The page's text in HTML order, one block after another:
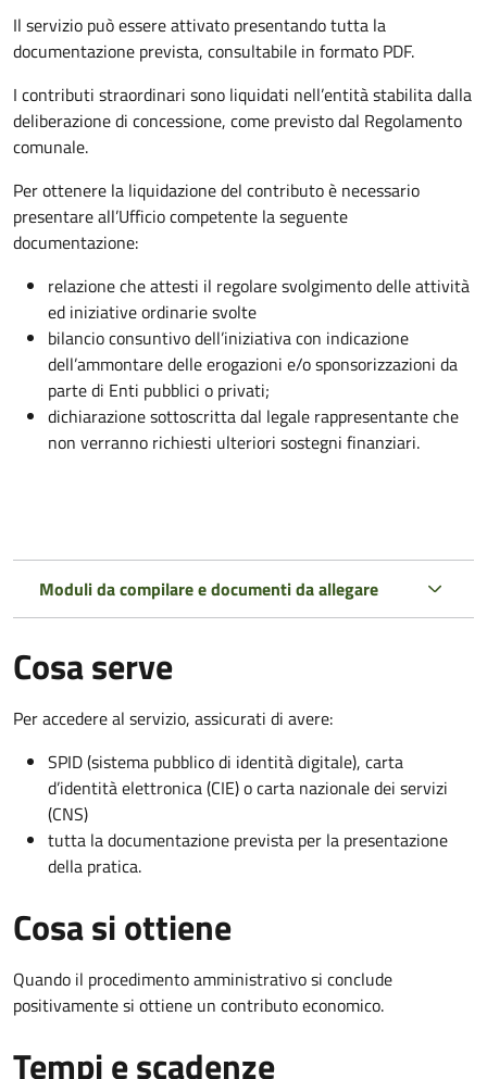
Il servizio può essere attivato presentando tutta la
documentazione prevista, consultabile in formato PDF.
I contributi straordinari sono liquidati nell’entità stabilita dalla
deliberazione di concessione, come previsto dal Regolamento
comunale.
Per ottenere la liquidazione del contributo è necessario
presentare all’Ufficio competente la seguente
documentazione:
relazione che attesti il regolare svolgimento delle attività
ed iniziative ordinarie svolte
bilancio consuntivo dell’iniziativa con indicazione
dell’ammontare delle erogazioni e/o sponsorizzazioni da
parte di Enti pubblici o privati;
dichiarazione sottoscritta dal legale rappresentante che
non verranno richiesti ulteriori sostegni finanziari.
Moduli da compilare e documenti da allegare
Cosa serve
Per accedere al servizio, assicurati di avere:
SPID (sistema pubblico di identità digitale), carta
d’identità elettronica (CIE) o carta nazionale dei servizi
(CNS)
tutta la documentazione prevista per la presentazione
della pratica.
Cosa si ottiene
Quando il procedimento amministrativo si conclude
positivamente si ottiene un contributo economico.
Tempi e scadenze